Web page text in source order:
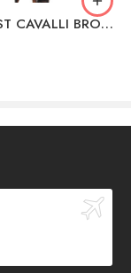
DRESS JUST CAVALLI BROWN VARIANT